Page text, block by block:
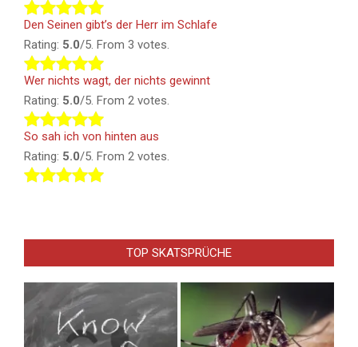
Den Seinen gibt’s der Herr im Schlafe
Rating: 5.0/5. From 3 votes.
Wer nichts wagt, der nichts gewinnt
Rating: 5.0/5. From 2 votes.
So sah ich von hinten aus
Rating: 5.0/5. From 2 votes.
TOP SKATSPRÜCHE